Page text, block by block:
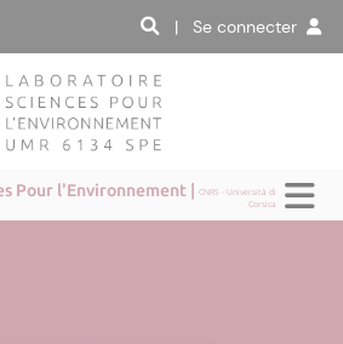
| Se connecter
Pour l'Environnement |CNRS - Università di
Corsica